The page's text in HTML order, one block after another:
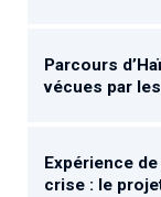
Parcours
vécues par
Expérience
crise : le